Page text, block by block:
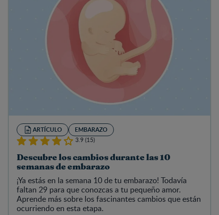
ARTÍCULO EMBARAZO
3.9 (15)
Descubre los cambios durante las 10
semanas de embarazo
¡Ya estás en la semana 10 de tu embarazo! Todavía
faltan 29 para que conozcas a tu pequeño amor.
Aprende más sobre los fascinantes cambios que están
ocurriendo en esta etapa.